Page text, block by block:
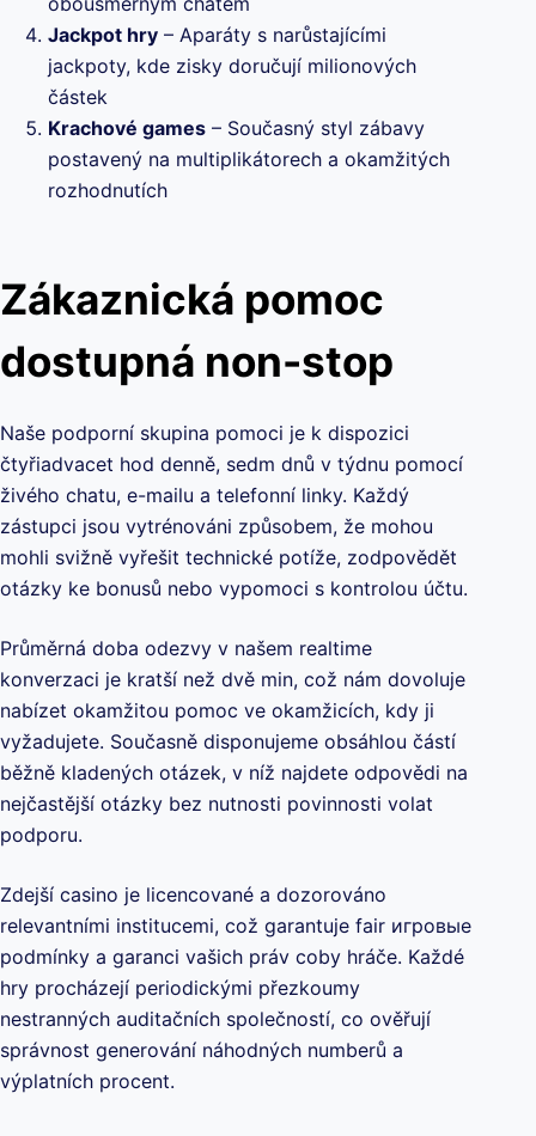
Jackpot hry – Aparáty s narůstajícími
jackpoty, kde zisky doručují milionových
částek
Krachové games – Současný styl zábavy
postavený na multiplikátorech a okamžitých
rozhodnutích
Zákaznická pomoc
dostupná non-stop
Naše podporní skupina pomoci je k dispozici
čtyřiadvacet hod denně, sedm dnů v týdnu pomocí
živého chatu, e-mailu a telefonní linky. Každý
zástupci jsou vytrénováni způsobem, že mohou
mohli svižně vyřešit technické potíže, zodpovědět
otázky ke bonusů nebo vypomoci s kontrolou účtu.
Průměrná doba odezvy v našem realtime
konverzaci je kratší než dvě min, což nám dovoluje
nabízet okamžitou pomoc ve okamžicích, kdy ji
vyžadujete. Současně disponujeme obsáhlou částí
běžně kladených otázek, v níž najdete odpovědi na
nejčastější otázky bez nutnosti povinnosti volat
podporu.
Zdejší casino je licencované a dozorováno
relevantními institucemi, což garantuje fair игровые
podmínky a garanci vašich práv coby hráče. Každé
hry procházejí periodickými přezkoumy
nestranných auditačních společností, co ověřují
správnost generování náhodných numberů a
výplatních procent.